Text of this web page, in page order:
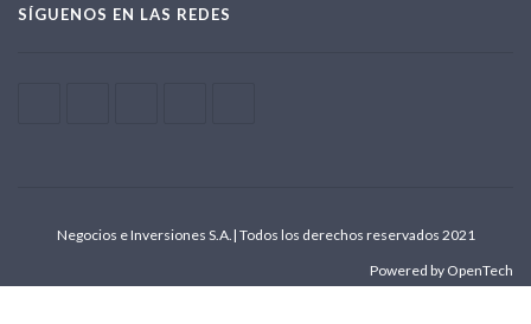
SÍGUENOS EN LAS REDES
Negocios e Inversiones S.A.| Todos los derechos reservados 2021
Powered by OpenTech